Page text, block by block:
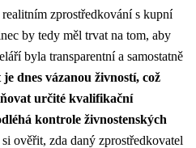
zprostředkování s kupní
by tedy měl trvat na tom, aby
byla transparentní a samostatně
dnes vázanou živností, což
určité kvalifikační
kontrole živnostenských
ověřit, zda daný zprostředkovatel